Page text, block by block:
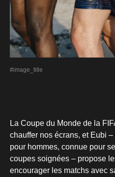
#image_title
La Coupe du Monde de la
chauffer nos écrans, et Eubi
pour hommes, connue pour
coupes soignées – propose
encourager les matchs avec